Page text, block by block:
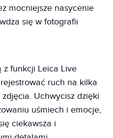
mocniejsze nasycenie
się w fotografii
z funkcji Leica Live
ruch na kilka
Uchwycisz dzięki
uśmiech i emocje,
ciekawsza i